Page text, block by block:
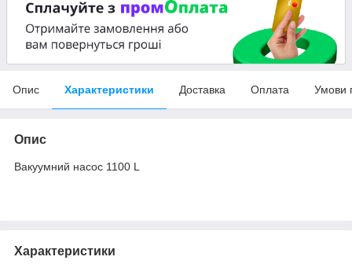
Опис Характеристики Доставка Оплата Умови
Опис
Вакуумний насос 1100 L
Характеристики